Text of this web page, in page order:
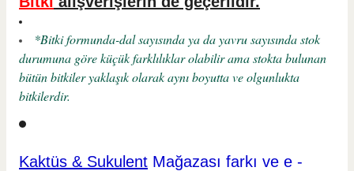
*Bitki formunda-dal sayısında ya da yavru sayısında stok
durumuna göre küçük farklılıklar olabilir ama stokta bulunan
bütün bitkiler yaklaşık olarak aynı boyutta ve olgunlukta
bitkilerdir.
Kaktüs & Sukulent Mağazası farkı ve e -